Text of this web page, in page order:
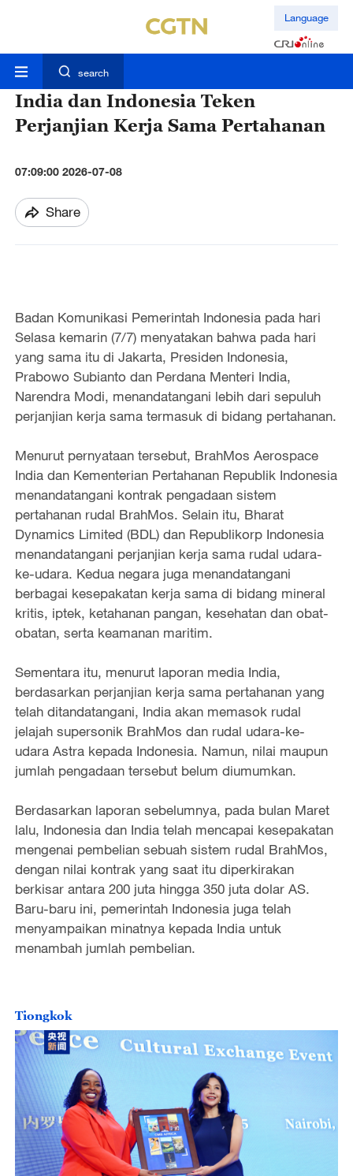
Language
search
India dan Indonesia Teken
Perjanjian Kerja Sama Pertahanan
07:09:00 2026-07-08
Share
Badan Komunikasi Pemerintah Indonesia pada hari
Selasa kemarin (7/7) menyatakan bahwa pada hari
yang sama itu di Jakarta, Presiden Indonesia,
Prabowo Subianto dan Perdana Menteri India,
Narendra Modi, menandatangani lebih dari sepuluh
perjanjian kerja sama termasuk di bidang pertahanan.
Menurut pernyataan tersebut, BrahMos Aerospace
India dan Kementerian Pertahanan Republik Indonesia
menandatangani kontrak pengadaan sistem
pertahanan rudal BrahMos. Selain itu, Bharat
Dynamics Limited (BDL) dan Republikorp Indonesia
menandatangani perjanjian kerja sama rudal udara-
ke-udara. Kedua negara juga menandatangani
berbagai kesepakatan kerja sama di bidang mineral
kritis, iptek, ketahanan pangan, kesehatan dan obat-
obatan, serta keamanan maritim.
Sementara itu, menurut laporan media India,
berdasarkan perjanjian kerja sama pertahanan yang
telah ditandatangani, India akan memasok rudal
jelajah supersonik BrahMos dan rudal udara-ke-
udara Astra kepada Indonesia. Namun, nilai maupun
jumlah pengadaan tersebut belum diumumkan.
Berdasarkan laporan sebelumnya, pada bulan Maret
lalu, Indonesia dan India telah mencapai kesepakatan
mengenai pembelian sebuah sistem rudal BrahMos,
dengan nilai kontrak yang saat itu diperkirakan
berkisar antara 200 juta hingga 350 juta dolar AS.
Baru-baru ini, pemerintah Indonesia juga telah
menyampaikan minatnya kepada India untuk
menambah jumlah pembelian.
Tiongkok